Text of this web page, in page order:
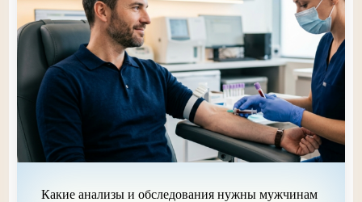
Какие анализы и обследования нужны мужчинам